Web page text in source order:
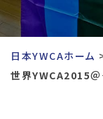
日本YWCAホーム
世界YWCA2015＠